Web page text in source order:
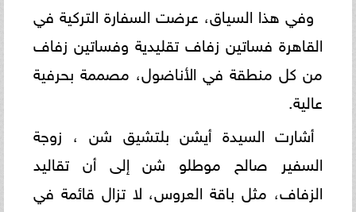
وفي هذا السياق، عرضت السفارة التركية في
القاهرة فساتين زفاف تقليدية وفساتين زفاف
من كل منطقة في الأناضول، مصممة بحرفية
عالية.
أشارت السيدة أيشن بلتشيق شن ، زوجة
السفير صالح موطلو شن إلى أن تقاليد
الزفاف، مثل باقة العروس، لا تزال قائمة في